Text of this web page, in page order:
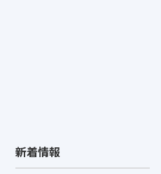
新着情報